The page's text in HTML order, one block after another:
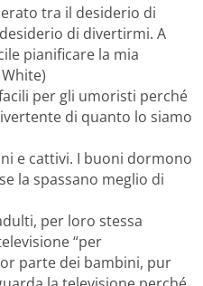
tra il desiderio di
di divertirmi. A
pianificare la mia
per gli umoristi perché
di quanto lo siamo
e cattivi. I buoni dormono
la spassano meglio di
per loro stessa
“per
parte dei bambini, pur